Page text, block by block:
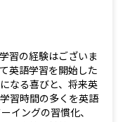
習の経験はございま
英語学習を開始した
なる喜びと、将来英
習時間の多くを英語
イングの習慣化、